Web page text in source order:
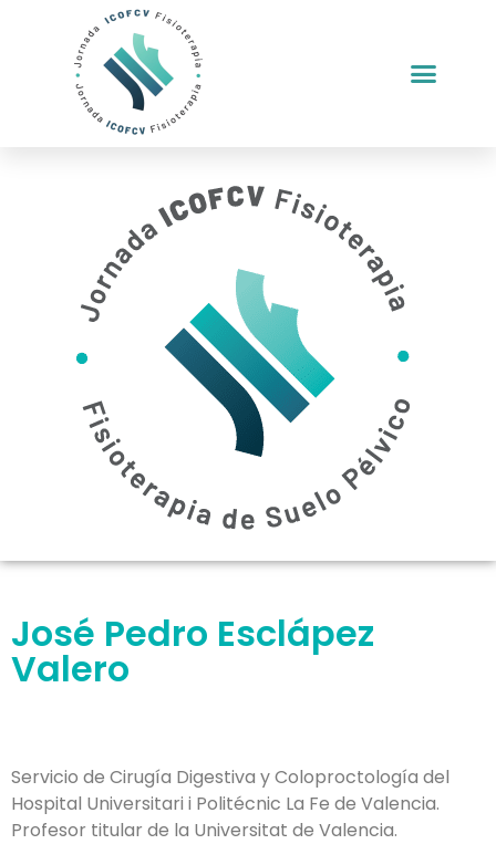
José Pedro Esclápez
Valero
Servicio de Cirugía Digestiva y Coloproctología del
Hospital Universitari i Politécnic La Fe de Valencia.
Profesor titular de la Universitat de Valencia.